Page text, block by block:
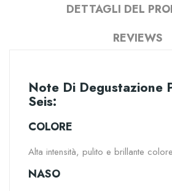
DETTAGLI DEL
REVIEWS
Note Di Degustazione
Seis:
COLORE
Alta intensità, pulito e brillante
NASO